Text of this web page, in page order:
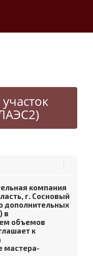
компания
г. Сосновый
дополнительных
в
объемов
к
мастера-